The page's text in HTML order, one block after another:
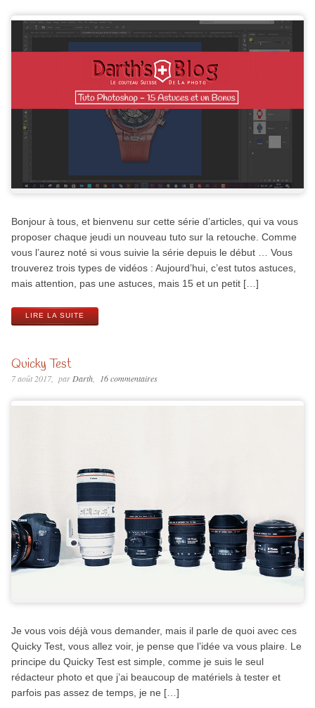
Bonjour à tous, et bienvenu sur cette série d’articles, qui va vous
proposer chaque jeudi un nouveau tuto sur la retouche. Comme
vous l’aurez noté si vous suivie la série depuis le début … Vous
trouverez trois types de vidéos : Aujourd’hui, c’est tutos astuces,
mais attention, pas une astuces, mais 15 et un petit […]
LIRE LA SUITE
Quicky Test
7 août 2017 parDarth 16 commentaires
Je vous vois déjà vous demander, mais il parle de quoi avec ces
Quicky Test, vous allez voir, je pense que l’idée va vous plaire. Le
principe du Quicky Test est simple, comme je suis le seul
rédacteur photo et que j’ai beaucoup de matériels à tester et
parfois pas assez de temps, je ne […]